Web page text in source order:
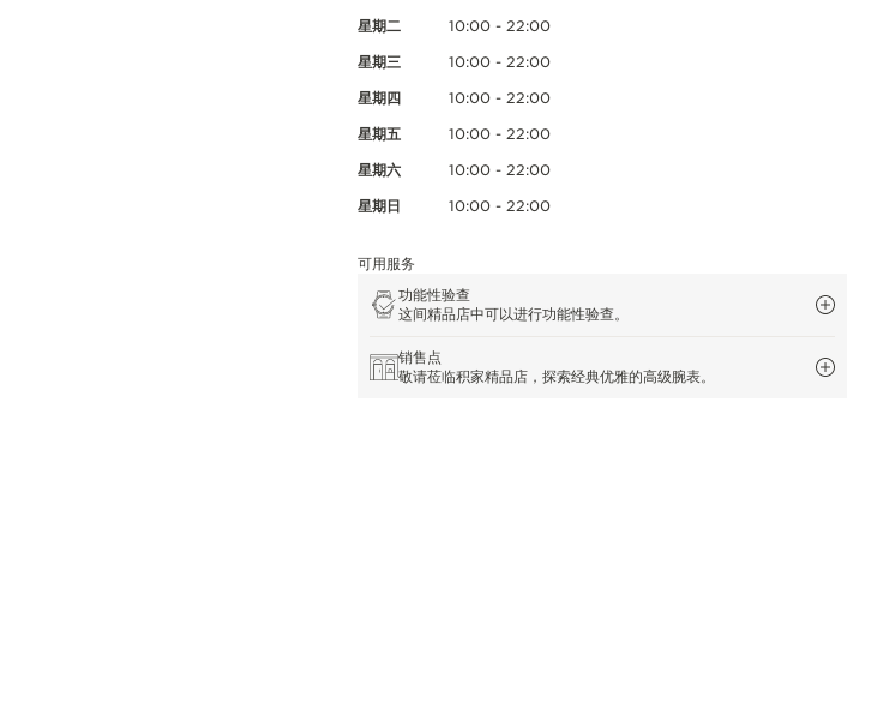
星期二
10:00 - 22:00
星期三
10:00 - 22:00
星期四
10:00 - 22:00
星期五
10:00 - 22:00
星期六
10:00 - 22:00
星期日
10:00 - 22:00
可用服务
功能性验查
这间精品店中可以进行功能性验查。
销售点
敬请莅临积家精品店，探索经典优雅的高级腕表。